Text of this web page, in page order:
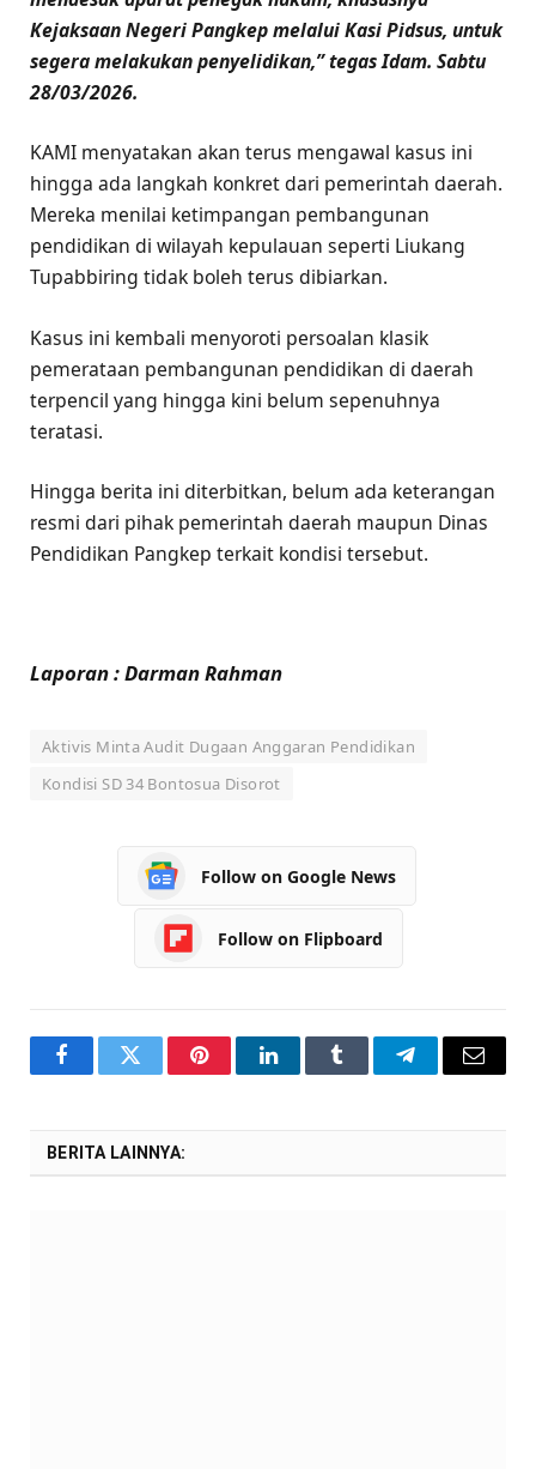
Kejaksaan Negeri Pangkep melalui Kasi Pidsus, untuk
segera melakukan penyelidikan,” tegas Idam. Sabtu
28/03/2026.
KAMI menyatakan akan terus mengawal kasus ini
hingga ada langkah konkret dari pemerintah daerah.
Mereka menilai ketimpangan pembangunan
pendidikan di wilayah kepulauan seperti Liukang
Tupabbiring tidak boleh terus dibiarkan.
Kasus ini kembali menyoroti persoalan klasik
pemerataan pembangunan pendidikan di daerah
terpencil yang hingga kini belum sepenuhnya
teratasi.
Hingga berita ini diterbitkan, belum ada keterangan
resmi dari pihak pemerintah daerah maupun Dinas
Pendidikan Pangkep terkait kondisi tersebut.
Laporan : Darman Rahman
Aktivis Minta Audit Dugaan Anggaran Pendidikan
Kondisi SD 34 Bontosua Disorot
Follow on Google News
Follow on Flipboard
FacebookTwitter PinterestLinkedInTumblr TelegramEmail
BERITA LAINNYA: